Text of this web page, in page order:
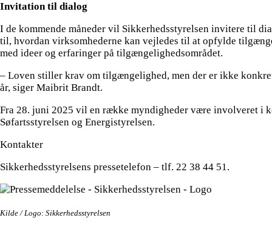
Invitation til dialog
I de kommende måneder vil Sikkerhedsstyrelsen invitere til
til, hvordan virksomhederne kan vejledes til at opfylde
med ideer og erfaringer på tilgængelighedsområdet.
– Loven stiller krav om tilgængelighed, men der er ikke
år, siger Maibrit Brandt.
Fra 28. juni 2025 vil en række myndigheder være involveret i
Søfartsstyrelsen og Energistyrelsen.
Kontakter
Sikkerhedsstyrelsens pressetelefon – tlf. 22 38 44 51.
Kilde / Logo: Sikkerhedsstyrelsen